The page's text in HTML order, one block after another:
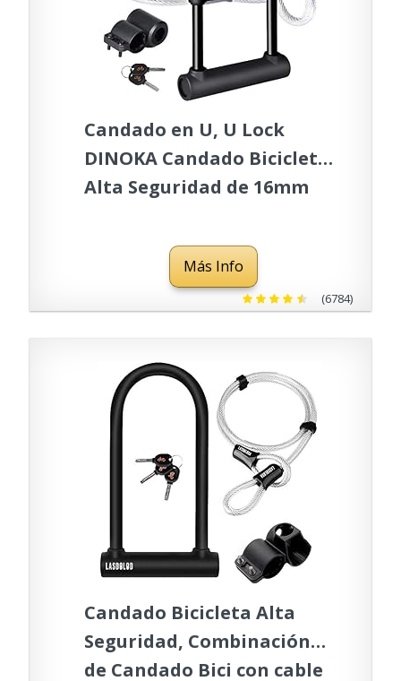
Candado en U, U Lock
DINOKA Candado Bicicleta
Alta Seguridad de 16mm
trenzado flexible
Más Info
(6784)
Candado Bicicleta Alta
Seguridad, Combinación
de Candado Bici con cable